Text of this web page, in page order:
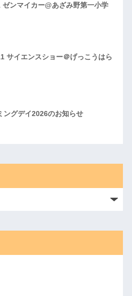
ンマイカー@あざみ野第一小学
サイエンスショー＠げっこうはら
ングデイ2026のお知らせ